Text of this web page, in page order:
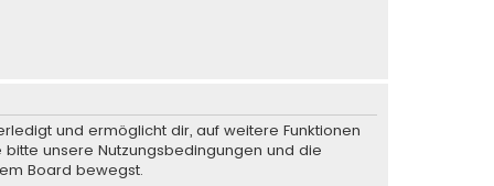
und ermöglicht dir, auf weitere Funktionen
unsere Nutzungsbedingungen und die
Board bewegst.